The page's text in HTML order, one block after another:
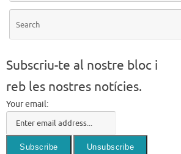
Subscriu-te al nostre bloc i
reb les nostres notícies.
Your email: